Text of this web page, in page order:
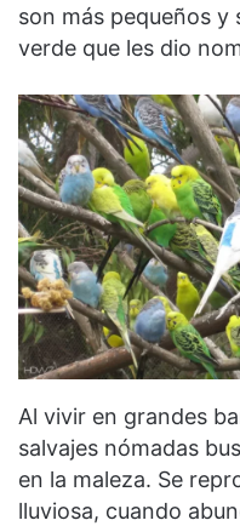
son más pequeños
verde que les dio
Al vivir en grandes
salvajes nómadas
en la maleza. Se
lluviosa, cuando